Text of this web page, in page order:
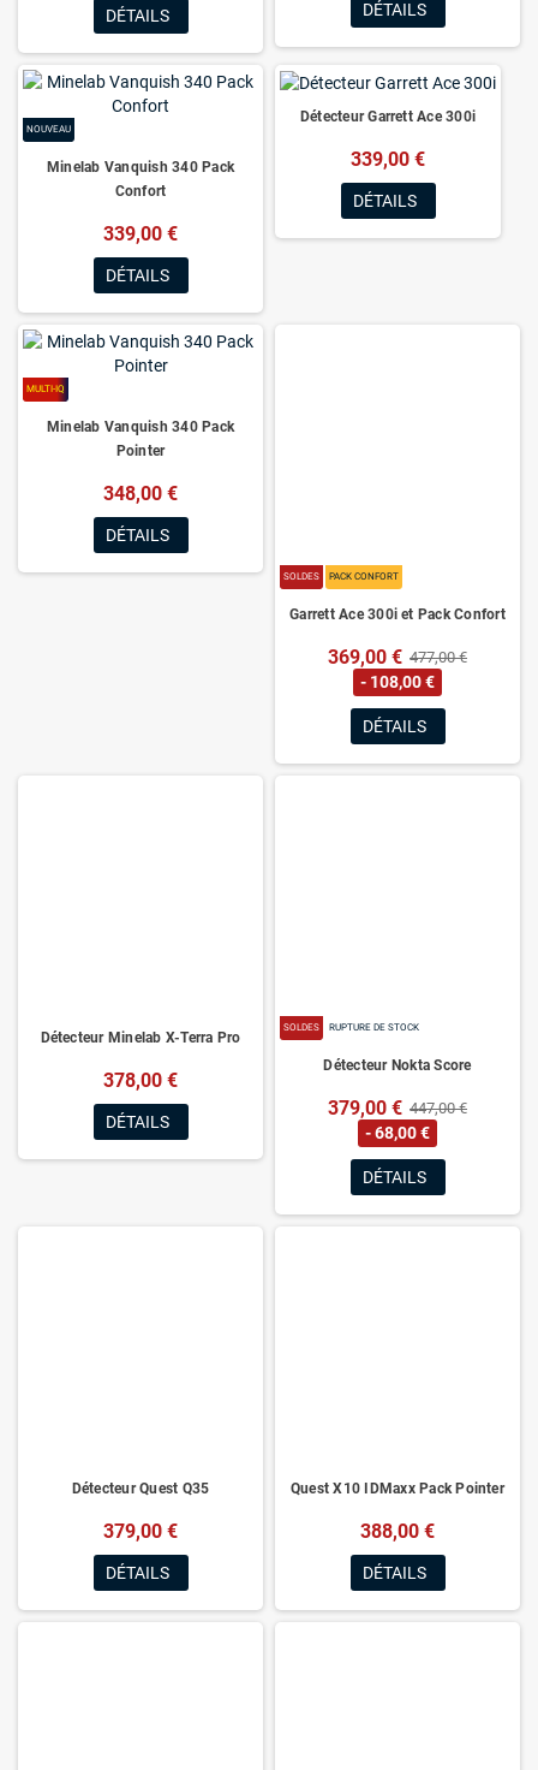
DÉTAILS DÉTAILS
NOUVEAU
Minelab Vanquish 340 Pack
Confort
339,00 €
DÉTAILS
Détecteur Garrett Ace 300i
339,00 €
DÉTAILS
MULTI-IQ
Minelab Vanquish 340 Pack
Pointer
348,00 €
DÉTAILS
SOLDES PACK CONFORT
Garrett Ace 300i et Pack Confort
369,00 € 477,00 €
- 108,00 €
DÉTAILS
Détecteur Minelab X-Terra Pro
378,00 €
DÉTAILS
SOLDES RUPTURE DE STOCK
Détecteur Nokta Score
379,00 € 447,00 €
- 68,00 €
DÉTAILS
Détecteur Quest Q35
379,00 €
DÉTAILS
Quest X10 IDMaxx Pack Pointer
388,00 €
DÉTAILS